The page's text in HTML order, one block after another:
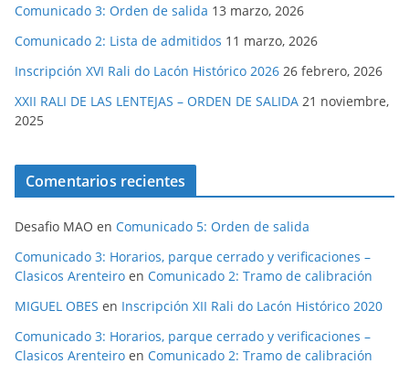
Comunicado 3: Orden de salida 13 marzo, 2026
Comunicado 2: Lista de admitidos 11 marzo, 2026
Inscripción XVI Rali do Lacón Histórico 2026 26 febrero, 2026
XXII RALI DE LAS LENTEJAS – ORDEN DE SALIDA 21 noviembre,
2025
Comentarios recientes
Desafio MAO en Comunicado 5: Orden de salida
Comunicado 3: Horarios, parque cerrado y verificaciones –
Clasicos Arenteiro en Comunicado 2: Tramo de calibración
MIGUEL OBES en Inscripción XII Rali do Lacón Histórico 2020
Comunicado 3: Horarios, parque cerrado y verificaciones –
Clasicos Arenteiro en Comunicado 2: Tramo de calibración